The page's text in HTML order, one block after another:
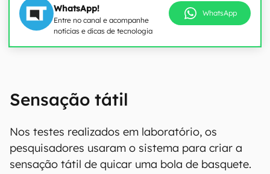
WhatsApp!
Entre no canal e acompanhe
notícias e dicas de tecnologia
WhatsApp